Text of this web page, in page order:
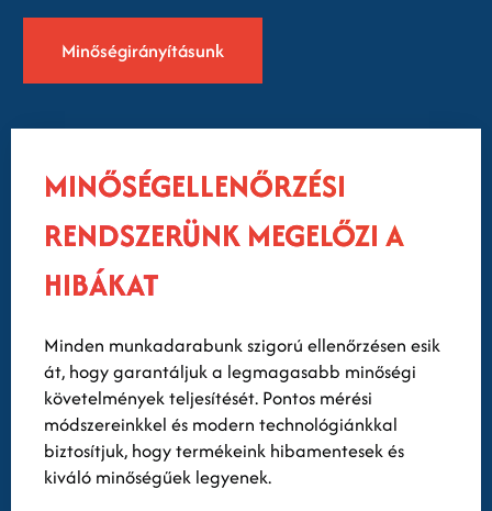
Minőségirányításunk
MINŐSÉGELLENŐRZÉSI
RENDSZERÜNK MEGELŐZI A
HIBÁKAT
Minden munkadarabunk szigorú ellenőrzésen esik
át, hogy garantáljuk a legmagasabb minőségi
követelmények teljesítését. Pontos mérési
módszereinkkel és modern technológiánkkal
biztosítjuk, hogy termékeink hibamentesek és
kiváló minőségűek legyenek.